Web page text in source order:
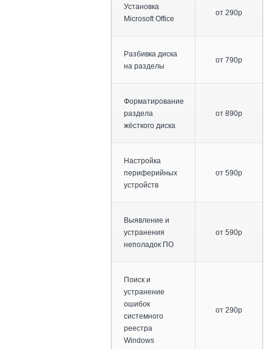
Установка
Microsoft Office
от 290р
Разбивка диска
на разделы
от 790р
Форматирование
раздела
жёсткого диска
от 890р
Настройка
периферийных
устройств
от 590р
Выявление и
устранения
неполадок ПО
от 590р
Поиск и
устранение
ошибок
системного
реестра
Windows
от 290р